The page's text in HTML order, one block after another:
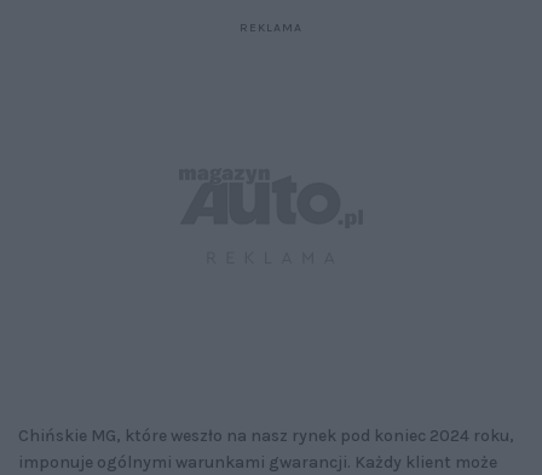
Chińskie MG, które weszło na nasz rynek pod koniec 2024 roku,
imponuje ogólnymi warunkami gwarancji. Każdy klient może